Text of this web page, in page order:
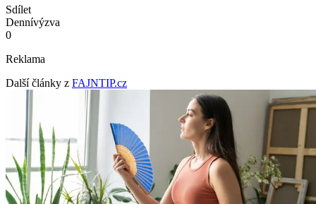
Sdílet
Dennívýzva
0
Reklama
Další články z FAJNTIP.cz